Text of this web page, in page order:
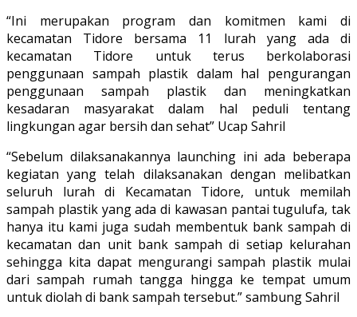
“Ini merupakan program dan komitmen kami di
kecamatan Tidore bersama 11 lurah yang ada di
kecamatan Tidore untuk terus berkolaborasi
penggunaan sampah plastik dalam hal pengurangan
penggunaan sampah plastik dan meningkatkan
kesadaran masyarakat dalam hal peduli tentang
lingkungan agar bersih dan sehat” Ucap Sahril
“Sebelum dilaksanakannya launching ini ada beberapa
kegiatan yang telah dilaksanakan dengan melibatkan
seluruh lurah di Kecamatan Tidore, untuk memilah
sampah plastik yang ada di kawasan pantai tugulufa, tak
hanya itu kami juga sudah membentuk bank sampah di
kecamatan dan unit bank sampah di setiap kelurahan
sehingga kita dapat mengurangi sampah plastik mulai
dari sampah rumah tangga hingga ke tempat umum
untuk diolah di bank sampah tersebut.” sambung Sahril